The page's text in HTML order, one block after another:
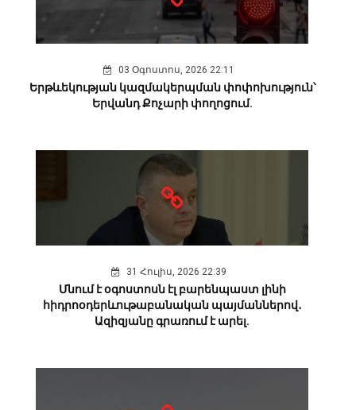
03 Օգոստոս, 2026 22:11
Երթևեկության կազմակերպման փոփոխություն՝
Երվանդ Քոչարի փողոցում.
31 Հուլիս, 2026 22:39
Մնում է օգոստոսն էլ բարենպաստ լինի
հիդրոօդերևութաբանական պայմաններով․
Ազիզյանը գրառում է արել.